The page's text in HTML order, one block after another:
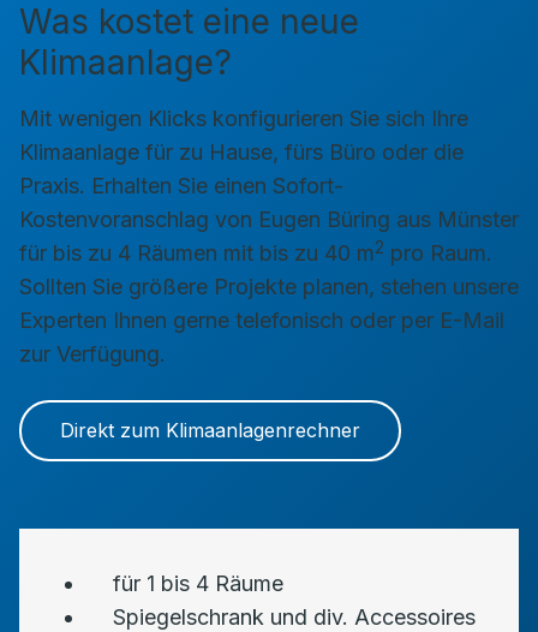
Was kostet eine neue
Klimaanlage?
Mit wenigen Klicks konfigurieren Sie sich Ihre
Klimaanlage für zu Hause, fürs Büro oder die
Praxis. Erhalten Sie einen Sofort-
Kostenvoranschlag von Eugen Büring aus Münster
für bis zu 4 Räumen mit bis zu 40 m2 pro Raum.
Sollten Sie größere Projekte planen, stehen unsere
Experten Ihnen gerne telefonisch oder per E-Mail
zur Verfügung.
Direkt zum Klimaanlagenrechner
für 1 bis 4 Räume
Spiegelschrank und div. Accessoires